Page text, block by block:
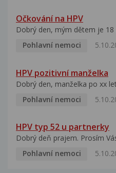
Očkování na HPV
Dobrý den, mým dětem je 18
Pohlavní nemoci
HPV pozitivní manželka
Dobrý den, manželka po xx
Pohlavní nemoci
HPV typ 52 u partnerky
Dobrý deň prajem. Prosím
Pohlavní nemoci